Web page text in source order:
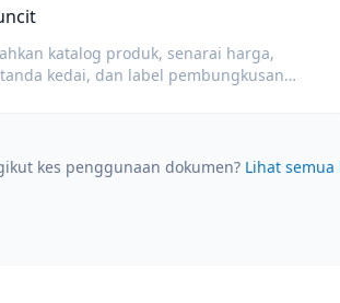
katalog produk, senarai harga,
kedai, dan label pembungkusan
kes penggunaan dokumen? Lihat